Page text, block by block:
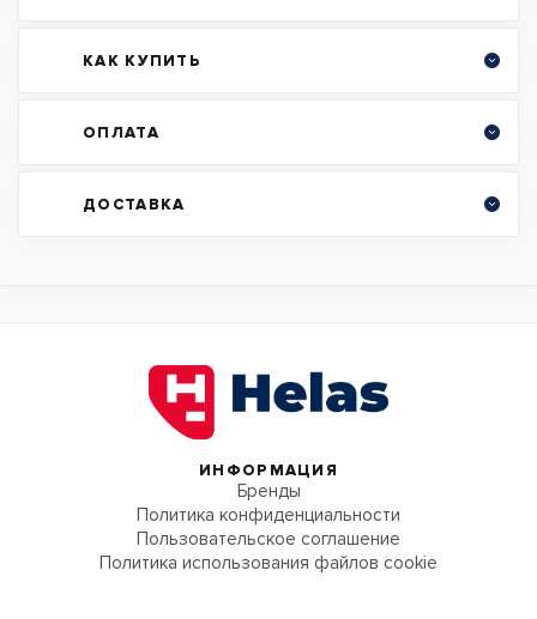
КАК КУПИТЬ
ОПЛАТА
ДОСТАВКА
ИНФОРМАЦИЯ
Бренды
Политика конфиденциальности
Пользовательское соглашение
Политика использования файлов cookie